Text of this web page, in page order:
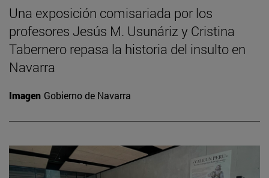
Una exposición comisariada por los
profesores Jesús M. Usunáriz y Cristina
Tabernero repasa la historia del insulto en
Navarra
Imagen Gobierno de Navarra